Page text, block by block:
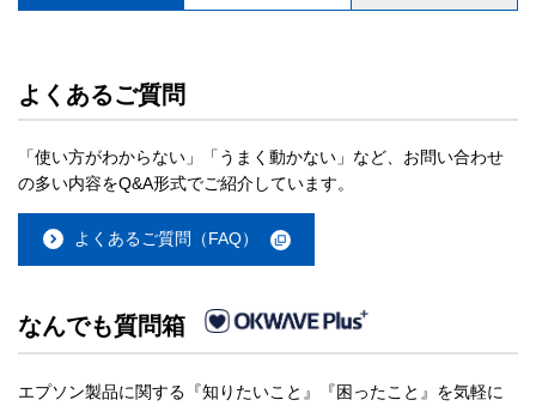
よくあるご質問
「使い方がわからない」「うまく動かない」など、お問い合わせ
の多い内容をQ&A形式でご紹介しています。
よくあるご質問（FAQ）
なんでも質問箱
エプソン製品に関する『知りたいこと』『困ったこと』を気軽に